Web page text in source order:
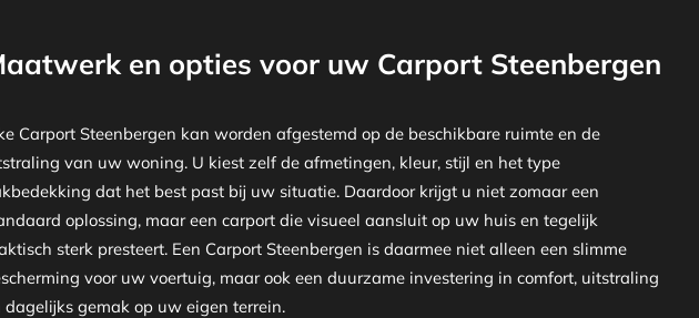
en opties voor uw Carport Steenbergen
Carport Steenbergen kan worden afgestemd op de beschikbare ruimte en de
van uw woning. U kiest zelf de afmetingen, kleur, stijl en het type
dat het best past bij uw situatie. Daardoor krijgt u niet zomaar een
oplossing, maar een carport die visueel aansluit op uw huis en tegelijk
sterk presteert. Een Carport Steenbergen is daarmee niet alleen een slimme
voor uw voertuig, maar ook een duurzame investering in comfort, uitstraling
dagelijks gemak op uw eigen terrein.